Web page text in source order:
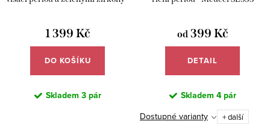
1 399 Kč
DO KOŠÍKU
Skladem 3 pár
od399 Kč
DETAIL
Skladem 4 pár
Dostupné varianty + další